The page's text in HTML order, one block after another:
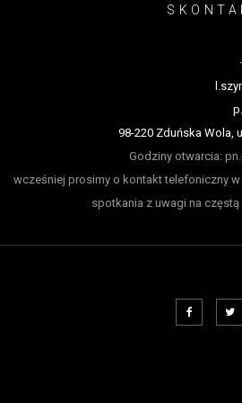
98-220 Zduńska Wola,
Godziny otwarcia:
wcześniej prosimy o kontakt telefoniczny w
spotkania z uwagi na częstą